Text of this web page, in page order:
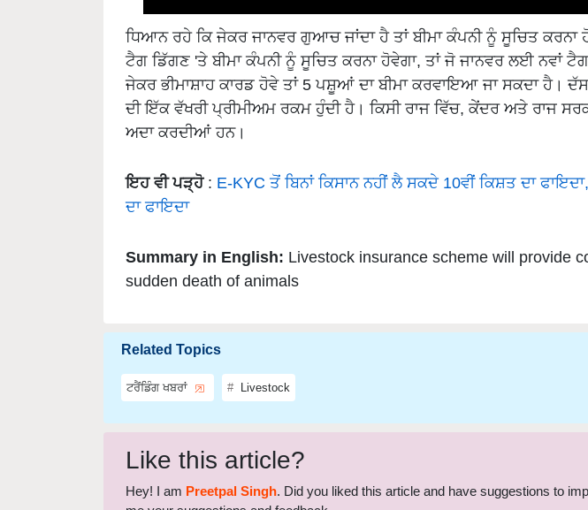
ਧਿਆਨ ਰਹੇ ਕਿ ਜੇਕਰ ਜਾਨਵਰ ਗੁਆਚ ਜਾਂਦਾ ਹੈ ਤਾਂ ਬੀਮਾ ਕੰਪਨੀ ਨੂੰ ਸੂਚਿਤ ਕਰਨਾ
ਟੈਗ ਡਿੱਗਣ 'ਤੇ ਬੀਮਾ ਕੰਪਨੀ ਨੂੰ ਸੂਚਿਤ ਕਰਨਾ ਹੋਵੇਗਾ, ਤਾਂ ਜੋ ਜਾਨਵਰ ਲਈ ਨਵਾਂ
ਜੇਕਰ ਭੀਮਾਸ਼ਾਹ ਕਾਰਡ ਹੋਵੇ ਤਾਂ 5 ਪਸ਼ੂਆਂ ਦਾ ਬੀਮਾ ਕਰਵਾਇਆ ਜਾ ਸਕਦਾ ਹੈ।
ਦੀ ਇੱਕ ਵੱਖਰੀ ਪ੍ਰੀਮੀਅਮ ਰਕਮ ਹੁੰਦੀ ਹੈ। ਕਿਸੀ ਰਾਜ ਵਿੱਚ, ਕੇਂਦਰ ਅਤੇ ਰਾਜ
ਅਦਾ ਕਰਦੀਆਂ ਹਨ।
ਇਹ ਵੀ ਪੜ੍ਹੋ: E-KYC ਤੋਂ ਬਿਨਾਂ ਕਿਸਾਨ ਨਹੀਂ ਲੈ ਸਕਦੇ 10ਵੀਂ ਕਿਸ਼ਤ ਦਾ
ਦਾ ਫਾਇਦਾ
Summary in English: Livestock insurance scheme will provide
sudden death of animals
Related Topics
ਟਰੈਂਡਿੰਗ ਖਬਰਾਂ Livestock
Like this article?
Hey! I am Preetpal Singh. Did you liked this article and have suggestions to